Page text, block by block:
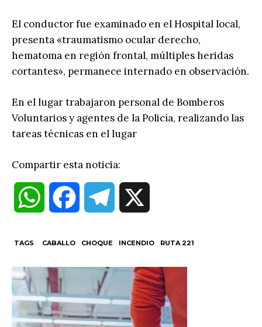
El conductor fue examinado en el Hospital local,
presenta «traumatismo ocular derecho,
hematoma en región frontal, múltiples heridas
cortantes», permanece internado en observación.
En el lugar trabajaron personal de Bomberos
Voluntarios y agentes de la Policía, realizando las
tareas técnicas en el lugar
Compartir esta noticia:
W
t
s b g
TAGS CABALLO CHOQUE INCENDIO RUTA 221